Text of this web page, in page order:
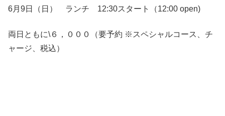
6月9日（日） ランチ 12:30スタート（12:00 open)
両日ともに\６，０００（要予約 ※スペシャルコース、チ
ャージ、税込）